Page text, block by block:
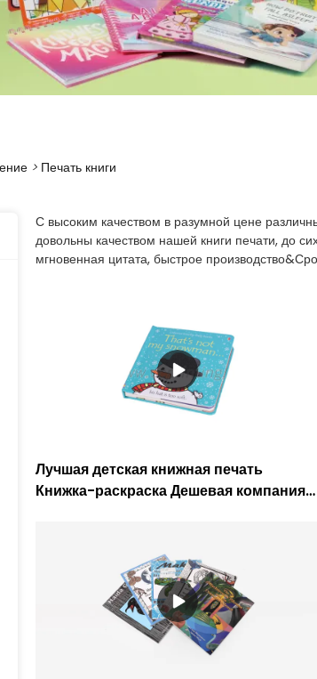
> Печать книги
С высоким качеством в разумной цене
довольны качеством нашей книги печати, до
мгновенная цитата, быстрое
Лучшая детская книжная печать
Книжка-раскраска Дешевая компания